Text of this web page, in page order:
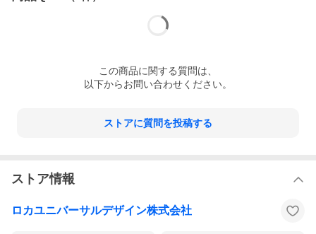
この商品に関する質問は、
以下からお問い合わせください。
ストアに質問を投稿する
ストア情報
ロカユニバーサルデザイン株式会社